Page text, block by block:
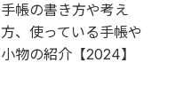
手帳の書き方や考え
方、使っている手帳や
小物の紹介【2024】